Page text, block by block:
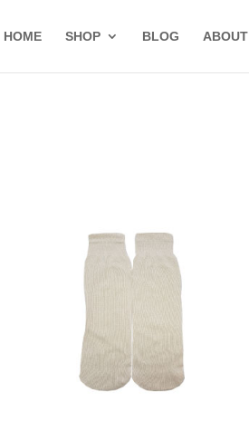
HOME SHOP BLOG ABOUT